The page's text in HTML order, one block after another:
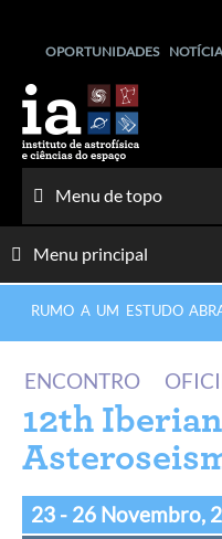
conteúdo
OPORTUNIDADES
Menu de topo
Menu principal
RUMO A UM ESTUDO
ENCONTRO
12th
23 - 26 Novembro,